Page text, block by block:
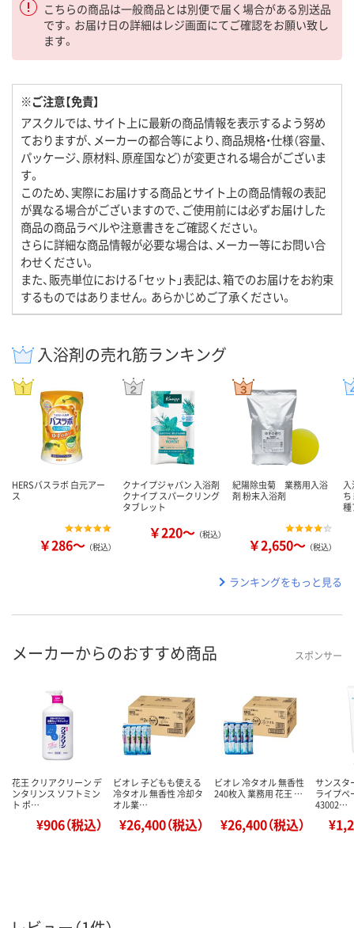
こちらの商品は一般商品とは別便で届く場合がある別送品
です。お届け日の詳細はレジ画面にてご確認をお願い致し
ます。
※ご注意【免責】
アスクルでは、サイト上に最新の商品情報を表示するよう努め
ておりますが、メーカーの都合等により、商品規格・仕様（容量、
パッケージ、原材料、原産国など）が変更される場合がございま
す。
このため、実際にお届けする商品とサイト上の商品情報の表記
が異なる場合がございますので、ご使用前には必ずお届けした
商品の商品ラベルや注意書きをご確認ください。
さらに詳細な商品情報が必要な場合は、メーカー等にお問い合
わせください。
また、販売単位における「セット」表記は、箱でのお届けをお約束
するものではありません。あらかじめご了承ください。
入浴剤の売れ筋ランキング
HERSバスラボ 白元アー
ス
￥286～ （税込）
クナイプジャパン 入浴剤
クナイプ スパークリング
タブレット
￥220～ （税込）
紀陽除虫菊 業務用入浴
剤 粉末入浴剤
￥2,650～ （税込）
ランキングをもっと見る
メーカーからのおすすめ商品 スポンサー
花王 クリアクリーン デ
ンタリンス ソフトミン
ト ポ…
¥906（税込）
ビオレ 子どもも使える
冷タオル 無香性 冷却タ
オル業…
¥26,400（税込）
ビオレ 冷タオル 無香性
240枚入 業務用 花王 …
¥26,400（税込）
サンスタ
ライプペ
43002…